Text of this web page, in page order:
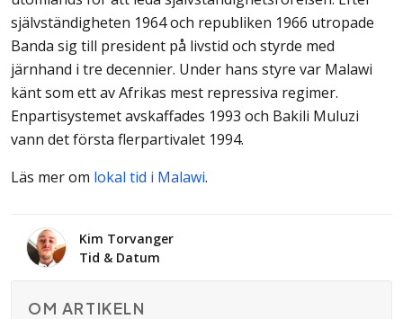
självständigheten 1964 och republiken 1966 utropade
Banda sig till president på livstid och styrde med
järnhand i tre decennier. Under hans styre var Malawi
känt som ett av Afrikas mest repressiva regimer.
Enpartisystemet avskaffades 1993 och Bakili Muluzi
vann det första flerpartivalet 1994.
Läs mer om lokal tid i Malawi.
Kim Torvanger
Tid & Datum
OM ARTIKELN